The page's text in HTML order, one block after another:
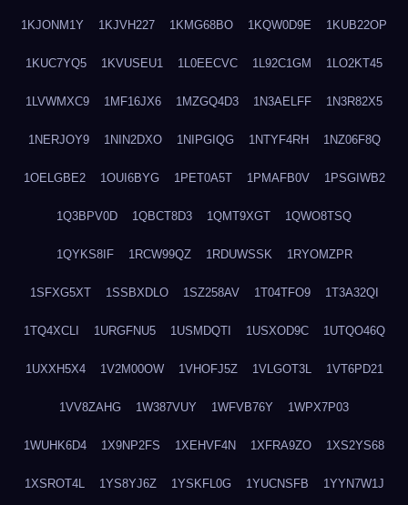
1KJONM1Y 1KJVH227 1KMG68BO 1KQW0D9E 1KUB22OP
1KUC7YQ5 1KVUSEU1 1L0EECVC 1L92C1GM 1LO2KT45
1LVWMXC9 1MF16JX6 1MZGQ4D3 1N3AELFF 1N3R82X5
1NERJOY9 1NIN2DXO 1NIPGIQG 1NTYF4RH 1NZ06F8Q
1OELGBE2 1OUI6BYG 1PET0A5T 1PMAFB0V 1PSGIWB2
1Q3BPV0D 1QBCT8D3 1QMT9XGT 1QWO8TSQ
1QYKS8IF 1RCW99QZ 1RDUWSSK 1RYOMZPR
1SFXG5XT 1SSBXDLO 1SZ258AV 1T04TFO9 1T3A32QI
1TQ4XCLI 1URGFNU5 1USMDQTI 1USXOD9C 1UTQO46Q
1UXXH5X4 1V2M00OW 1VHOFJ5Z 1VLGOT3L 1VT6PD21
1VV8ZAHG 1W387VUY 1WFVB76Y 1WPX7P03
1WUHK6D4 1X9NP2FS 1XEHVF4N 1XFRA9ZO 1XS2YS68
1XSROT4L 1YS8YJ6Z 1YSKFL0G 1YUCNSFB 1YYN7W1J